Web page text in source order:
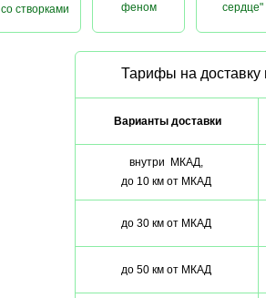
со створками
феном
сердце"
Тарифы на доставку
Варианты доставки
внутри МКАД,
до 10 км от МКАД
до 30 км от МКАД
до 50 км от МКАД